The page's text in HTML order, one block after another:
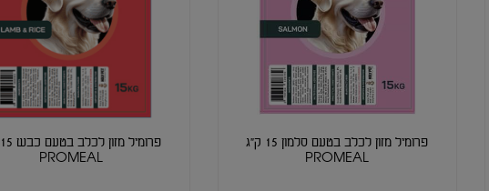
פרומיל מזון לכלב בטעם סלמון 15 ק"ג
PROMEAL
PROMEAL